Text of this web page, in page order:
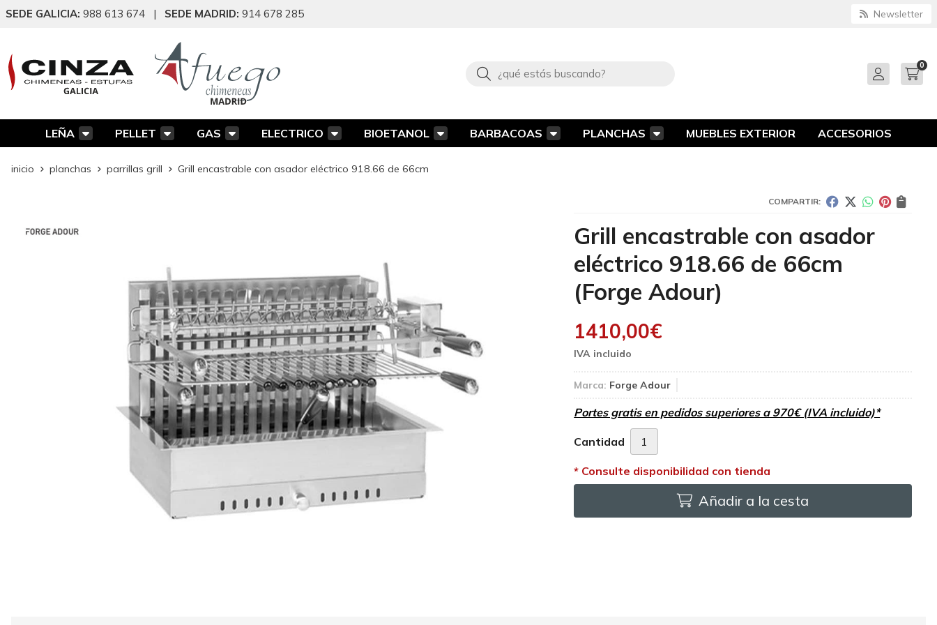
SEDE GALICIA: 988 613 674 | SEDE MADRID: 914 678 285 Newsletter
Buscar 0
LEÑA PELLET GAS ELECTRICO BIOETANOL BARBACOAS PLANCHAS MUEBLES EXTERIOR ACCESORIOS
inicio planchas parrillas grill Grill encastrable con asador eléctrico 918.66 de 66cm
COMPARTIR:
Grill encastrable con asador
eléctrico 918.66 de 66cm
(Forge Adour)
1410,00€
Marca: Forge Adour
Portes gratis en pedidos superiores a 970€ (IVA incluido)*
Cantidad
Añadir a la cesta